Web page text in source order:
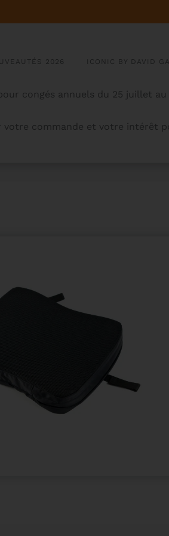
2026 ICONIC BY DAVID
congés annuels du 25 juillet
votre commande et votre intérêt